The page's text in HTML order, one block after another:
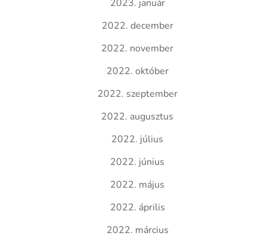
2023. január
2022. december
2022. november
2022. október
2022. szeptember
2022. augusztus
2022. július
2022. június
2022. május
2022. április
2022. március